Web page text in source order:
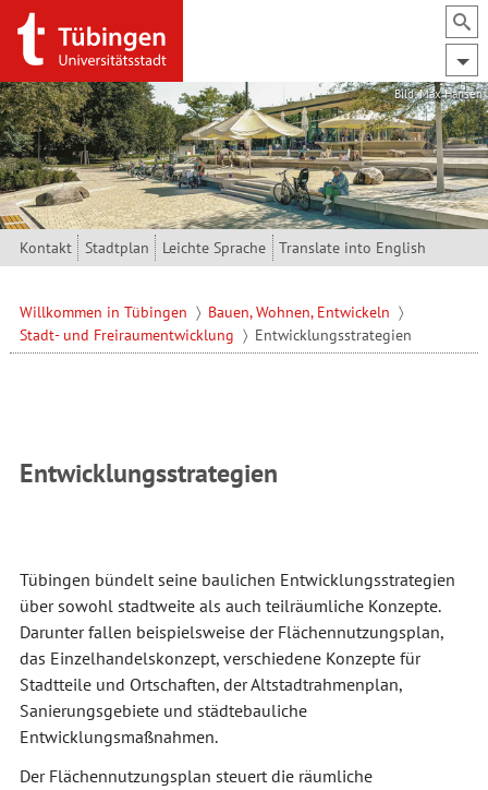
Direkt zum Inhalt
Bild: Max Hansen
Kontakt Stadtplan Leichte Sprache Translate into English
Willkommen in Tübingen
Bauen, Wohnen, Entwickeln
Stadt- und Freiraumentwicklung
Entwicklungsstrategien
Entwicklungsstrategien
Tübingen bündelt seine baulichen Entwicklungsstrategien
über sowohl stadtweite als auch teilräumliche Konzepte.
Darunter fallen beispielsweise der Flächennutzungsplan,
das Einzelhandelskonzept, verschiedene Konzepte für
Stadtteile und Ortschaften, der Altstadtrahmenplan,
Sanierungsgebiete und städtebauliche
Entwicklungsmaßnahmen.
Der Flächennutzungsplan steuert die räumliche